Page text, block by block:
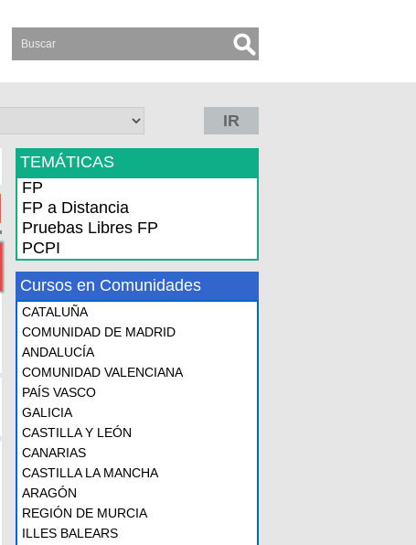
IR
TEMÁTICAS
FP
FP a Distancia
Pruebas Libres FP
PCPI
Cursos en Comunidades
CATALUÑA
COMUNIDAD DE MADRID
ANDALUCÍA
COMUNIDAD VALENCIANA
PAÍS VASCO
GALICIA
CASTILLA Y LEÓN
CANARIAS
CASTILLA LA MANCHA
ARAGÓN
REGIÓN DE MURCIA
ILLES BALEARS